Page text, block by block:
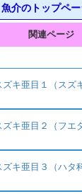
魚介のトップペ
関連ページ
キ亜目１（スズ
キ亜目２（フエ
キ亜目３（ハタ